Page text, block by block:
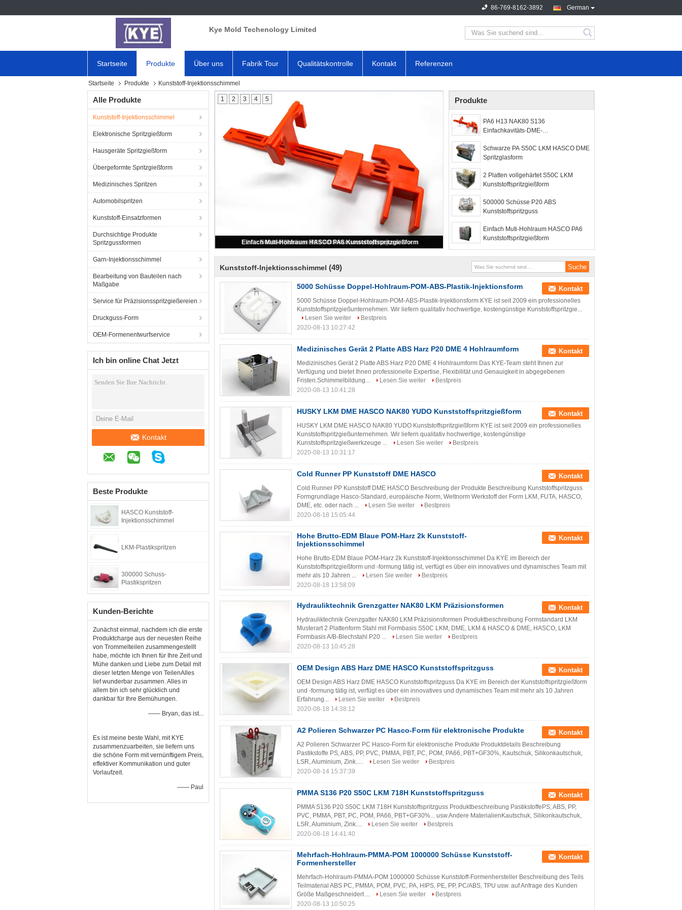
German
86-769-8162-3892
Kye Mold Techenology Limited
Startseite Produkte Über uns Fabrik Tour Qualitätskontrolle Kontakt Referenzen
Startseite Produkte Kunststoff-Injektionsschimmel
Alle Produkte
Kunststoff-Injektionsschimmel
Elektronische Spritzgießform
Hausgeräte Spritzgießform
Übergeformte Spritzgießform
Medizinisches Spritzen
Automobilspritzen
Kunststoff-Einsatzformen
Durchsichtige Produkte
Spritzgussformen
Garn-Injektionsschimmel
Bearbeitung von Bauteilen nach
Maßgabe
Service für Präzisionsspritzgießereien
Druckguss-Form
OEM-Formenentwurfservice
Ich bin online Chat Jetzt
Kontakt
Beste Produkte
HASCO Kunststoff-
Injektionsschimmel
LKM-Plastikspritzen
300000 Schuss-
Plastikspritzen
Kunden-Berichte
Zunächst einmal, nachdem ich die erste
Produktcharge aus der neuesten Reihe
von Trommelteilen zusammengestellt
habe, möchte ich Ihnen für Ihre Zeit und
Mühe danken.und Liebe zum Detail mit
dieser letzten Menge von TeilenAlles
lief wunderbar zusammen. Alles in
allem bin ich sehr glücklich und
dankbar für Ihre Bemühungen.
—— Bryan, das ist...
Es ist meine beste Wahl, mit KYE
zusammenzuarbeiten, sie liefern uns
die schöne Form mit vernünftigem Preis,
effektiver Kommunikation und guter
Vorlaufzeit.
—— Paul
PA6 H13 NAK80 S136 Einfachkavitäts-DME-Präzisionsformen
1 2 3 4 5 Produkte
PA6 H13 NAK80 S136
Einfachkavitäts-DME-
Schwarze PA S50C LKM HASCO DME
Spritzglasform
2 Platten vollgehärtet S50C LKM
Kunststoffspritzgießform
500000 Schüsse P20 ABS
Kunststoffspritzguss
Einfach Muti-Hohlraum HASCO PA6
Kunststoffspritzgießform
Kunststoff-Injektionsschimmel (49)
5000 Schüsse Doppel-Hohlraum-POM-ABS-Plastik-Injektionsform Kontakt
5000 Schüsse Doppel-Hohlraum-POM-ABS-Plastik-Injektionsform KYE ist seit 2009 ein professionelles
Kunststoffspritzgießunternehmen. Wir liefern qualitativ hochwertige, kostengünstige Kunststoffspritzgie...
Lesen Sie weiter
Bestpreis
2020-08-13 10:27:42
Medizinisches Gerät 2 Platte ABS Harz P20 DME 4 Hohlraumform Kontakt
Medizinisches Gerät 2 Platte ABS Harz P20 DME 4 Hohlraumform Das KYE-Team steht Ihnen zur
Verfügung und bietet Ihnen professionelle Expertise, Flexibilität und Genauigkeit in abgegebenen
Fristen.Schimmelbildung...
Lesen Sie weiter
Bestpreis
2020-08-13 10:41:28
HUSKY LKM DME HASCO NAK80 YUDO Kunststoffspritzgießform Kontakt
HUSKY LKM DME HASCO NAK80 YUDO Kunststoffspritzgießform KYE ist seit 2009 ein professionelles
Kunststoffspritzgießunternehmen. Wir liefern qualitativ hochwertige, kostengünstige
Kunststoffspritzgießwerkzeuge ...
Lesen Sie weiter
Bestpreis
2020-08-13 10:31:17
Cold Runner PP Kunststoff DME HASCO Kontakt
Cold Runner PP Kunststoff DME HASCO Beschreibung der Produkte Beschreibung Kunststoffspritzguss
Formgrundlage Hasco-Standard, europäische Norm, Weltnorm Werkstoff der Form LKM, FUTA, HASCO,
DME, etc. oder nach ...
Lesen Sie weiter
Bestpreis
2020-08-18 15:05:44
Hohe Brutto-EDM Blaue POM-Harz 2k Kunststoff-
Injektionsschimmel
Kontakt
Hohe Brutto-EDM Blaue POM-Harz 2k Kunststoff-Injektionsschimmel Da KYE im Bereich der
Kunststoffspritzgießform und -formung tätig ist, verfügt es über ein innovatives und dynamisches Team mit
mehr als 10 Jahren ...
Lesen Sie weiter
Bestpreis
2020-08-18 13:58:09
Hydrauliktechnik Grenzgatter NAK80 LKM Präzisionsformen Kontakt
Hydrauliktechnik Grenzgatter NAK80 LKM Präzisionsformen Produktbeschreibung Formstandard LKM
Musterart 2 Plattenform Stahl mit Formbasis S50C LKM, DME, LKM & HASCO & DME, HASCO, LKM
Formbasis A/B-Blechstahl P20 ...
Lesen Sie weiter
Bestpreis
2020-08-13 10:45:28
OEM Design ABS Harz DME HASCO Kunststoffspritzguss Kontakt
OEM Design ABS Harz DME HASCO Kunststoffspritzguss Da KYE im Bereich der Kunststoffspritzgießform
und -formung tätig ist, verfügt es über ein innovatives und dynamisches Team mit mehr als 10 Jahren
Erfahrung...
Lesen Sie weiter
Bestpreis
2020-08-18 14:38:12
A2 Polieren Schwarzer PC Hasco-Form für elektronische Produkte Kontakt
A2 Polieren Schwarzer PC Hasco-Form für elektronische Produkte Produktdetails Beschreibung
Pastikstoffe PS, ABS, PP, PVC, PMMA, PBT, PC, POM, PA66, PBT+GF30%, Kautschuk, Silikonkautschuk,
LSR, Aluminium, Zink.....
Lesen Sie weiter
Bestpreis
2020-08-14 15:37:39
PMMA S136 P20 S50C LKM 718H Kunststoffspritzguss Kontakt
PMMA S136 P20 S50C LKM 718H Kunststoffspritzguss Produktbeschreibung PastikstoffePS, ABS, PP,
PVC, PMMA, PBT, PC, POM, PA66, PBT+GF30%... usw.Andere MaterialienKautschuk, Silikonkautschuk,
LSR, Aluminium, Zink....
Lesen Sie weiter
Bestpreis
2020-08-18 14:41:40
Mehrfach-Hohlraum-PMMA-POM 1000000 Schüsse Kunststoff-
Formenhersteller
Kontakt
Mehrfach-Hohlraum-PMMA-POM 1000000 Schüsse Kunststoff-Formenhersteller Beschreibung des Teils
Teilmaterial ABS PC, PMMA, POM, PVC, PA, HIPS, PE, PP, PC/ABS, TPU usw. auf Anfrage des Kunden
Größe Maßgeschneidert ...
Lesen Sie weiter
Bestpreis
2020-08-13 10:50:25